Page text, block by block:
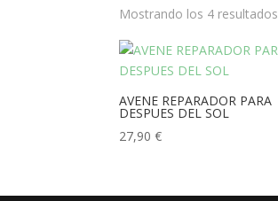
Mostrando los 4 resultados
AVENE REPARADOR PARA
DESPUES DEL SOL
27,90€